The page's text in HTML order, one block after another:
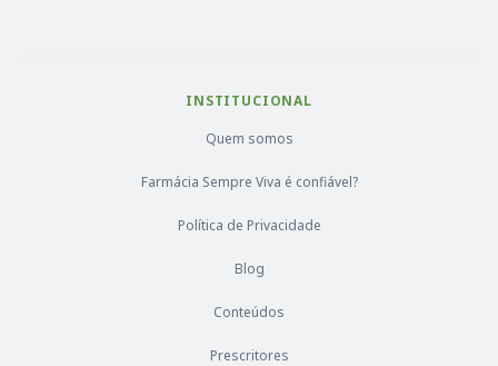
INSTITUCIONAL
Quem somos
Farmácia Sempre Viva é confiável?
Política de Privacidade
Blog
Conteúdos
Prescritores